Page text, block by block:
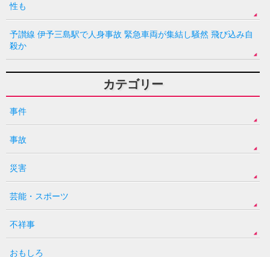
性も
予讃線 伊予三島駅で人身事故 緊急車両が集結し騒然 飛び込み自
殺か
カテゴリー
事件
事故
災害
芸能・スポーツ
不祥事
おもしろ